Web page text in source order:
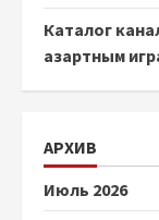
Каталог
азартным
АРХИВ
Июль 2026